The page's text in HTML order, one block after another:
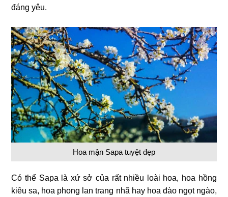
đáng yêu.
Hoa mận Sapa tuyệt đẹp
Có thể Sapa là xứ sở của rất nhiều loài hoa, hoa hồng
kiêu sa, hoa phong lan trang nhã hay hoa đào ngọt ngào,